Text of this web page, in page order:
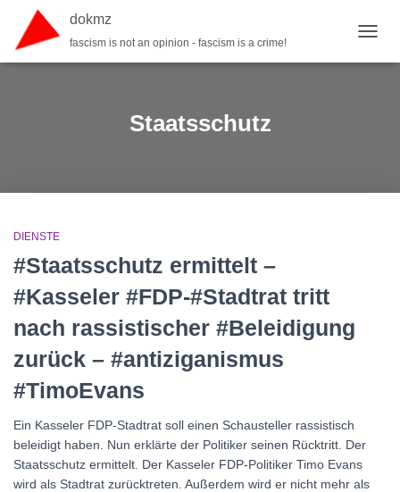
dokmz
fascism is not an opinion - fascism is a crime!
Staatsschutz
DIENSTE
#Staatsschutz ermittelt –
#Kasseler #FDP-#Stadtrat tritt
nach rassistischer #Beleidigung
zurück – #antiziganismus
#TimoEvans
Ein Kasseler FDP-Stadtrat soll einen Schausteller rassistisch
beleidigt haben. Nun erklärte der Politiker seinen Rücktritt. Der
Staatsschutz ermittelt. Der Kasseler FDP-Politiker Timo Evans
wird als Stadtrat zurücktreten. Außerdem wird er nicht mehr als